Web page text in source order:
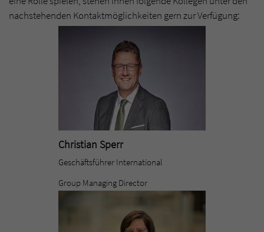
nachstehenden Kontaktmöglichkeiten gern zur Verfügung:
Christian Sperr
Geschäftsführer International
Group Managing Director